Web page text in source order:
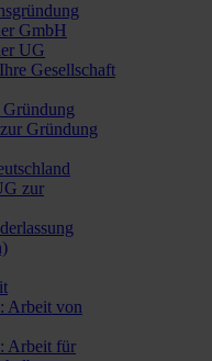
GmbH
UG
Gesellschaft
Gründung
Gründung
zur
Arbeit von
Arbeit für